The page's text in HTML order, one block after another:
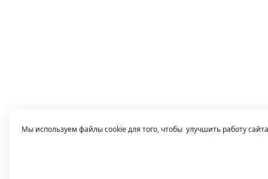
Мы используем файлы cookie для того, чтобы улучшить работу